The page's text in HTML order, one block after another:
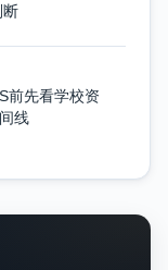
断
前先看学校资
线